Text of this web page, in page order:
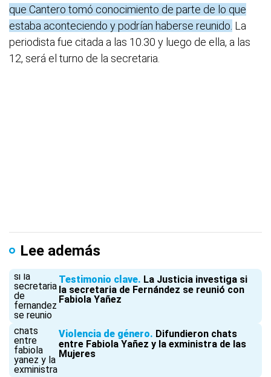
que Cantero tomó conocimiento de parte de lo que
estaba aconteciendo y podrían haberse reunido. La
periodista fue citada a las 10.30 y luego de ella, a las
12, será el turno de la secretaria.
Lee además
Testimonio clave La Justicia investiga si
la secretaria de Fernández se reunió con
Fabiola Yañez
Violencia de género Difundieron chats
entre Fabiola Yañez y la exministra de las
Mujeres